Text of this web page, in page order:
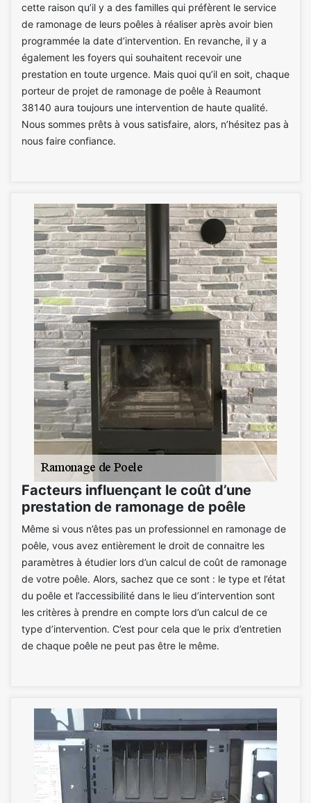
cette raison qu’il y a des familles qui préfèrent le service
de ramonage de leurs poêles à réaliser après avoir bien
programmée la date d’intervention. En revanche, il y a
également les foyers qui souhaitent recevoir une
prestation en toute urgence. Mais quoi qu’il en soit, chaque
porteur de projet de ramonage de poêle à Reaumont
38140 aura toujours une intervention de haute qualité.
Nous sommes prêts à vous satisfaire, alors, n’hésitez pas à
nous faire confiance.
Facteurs influençant le coût d’une
prestation de ramonage de poêle
Même si vous n’êtes pas un professionnel en ramonage de
poêle, vous avez entièrement le droit de connaitre les
paramètres à étudier lors d’un calcul de coût de ramonage
de votre poêle. Alors, sachez que ce sont : le type et l’état
du poêle et l’accessibilité dans le lieu d’intervention sont
les critères à prendre en compte lors d’un calcul de ce
type d’intervention. C’est pour cela que le prix d’entretien
de chaque poêle ne peut pas être le même.